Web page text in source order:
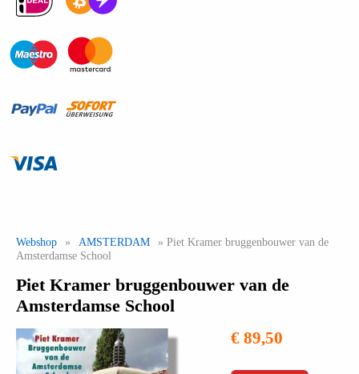
Webshop » AMSTERDAM
» Piet Kramer bruggenbouwer van de
Amsterdamse School
Piet Kramer bruggenbouwer van de
Amsterdamse School
€ 89,50